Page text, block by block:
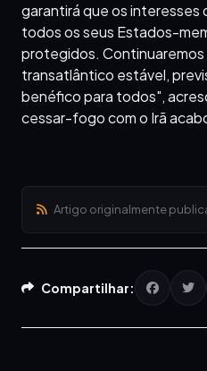
garantirá que os interesses
todos os seus Estados-
protegidos.
transatlântico estável,
benéfico para todos",
cessar-fogo com o Irã
Artigo originalmente
Compartilhar: